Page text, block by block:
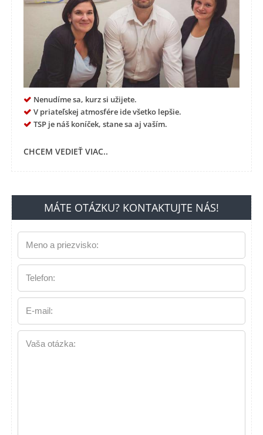
Nenudíme sa, kurz si užijete.
V priateľskej atmosfére ide všetko lepšie.
TSP je náš koníček, stane sa aj vaším.
CHCEM VEDIEŤ VIAC..
MÁTE OTÁZKU? KONTAKTUJTE NÁS!
Meno a priezvisko:
Telefon:
E-mail:
Vaša otázka: